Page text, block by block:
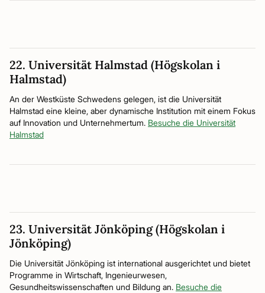
22. Universität Halmstad (Högskolan i
Halmstad)
An der Westküste Schwedens gelegen, ist die Universität
Halmstad eine kleine, aber dynamische Institution mit einem Fokus
auf Innovation und Unternehmertum. Besuche die Universität
Halmstad
23. Universität Jönköping (Högskolan i
Jönköping)
Die Universität Jönköping ist international ausgerichtet und bietet
Programme in Wirtschaft, Ingenieurwesen,
Gesundheitswissenschaften und Bildung an. Besuche die